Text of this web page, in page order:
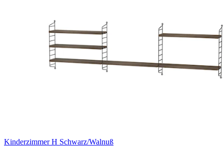
Kinderzimmer H Schwarz/Walnuß